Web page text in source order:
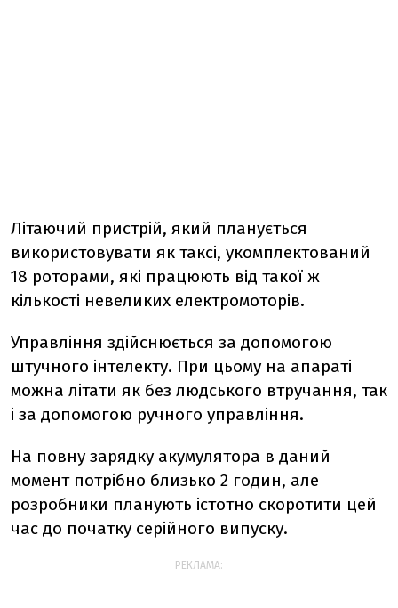
Літаючий пристрій, який планується
використовувати як таксі, укомплектований
18 роторами, які працюють від такої ж
кількості невеликих електромоторів.
Управління здійснюється за допомогою
штучного інтелекту. При цьому на апараті
можна літати як без людського втручання, так
і за допомогою ручного управління.
На повну зарядку акумулятора в даний
момент потрібно близько 2 годин, але
розробники планують істотно скоротити цей
час до початку серійного випуску.
РЕКЛАМА: